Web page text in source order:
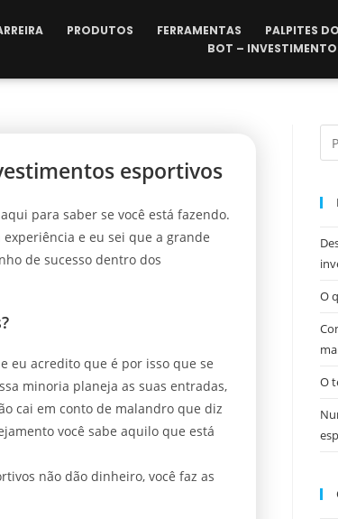
PRODUTOS FERRAMENTAS PALPITES
BOT –
esportivos
para saber se você está fazendo.
e eu sei que a grande
de sucesso dentro dos
eu acredito que é por isso que se
minoria planeja as suas entradas,
cai em conto de malandro que diz
você sabe aquilo que está
não dão dinheiro, você faz as
O
O